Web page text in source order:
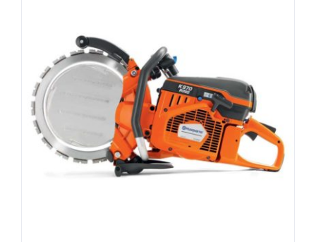
DÉTAILS